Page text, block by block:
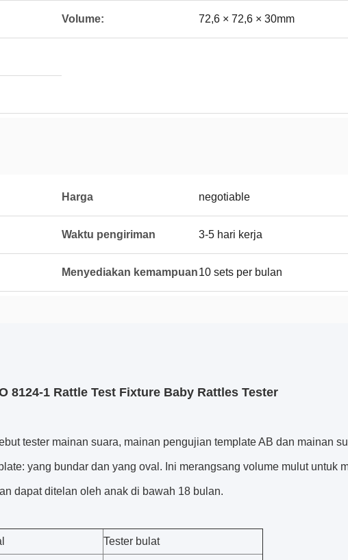
Volume: 72,6 × 72,6 × 30mm
Harga negotiable
Waktu pengiriman 3-5 hari kerja
Menyediakan kemampuan10 sets per bulan
8124-1 Rattle Test Fixture Baby Rattles Tester
tester mainan suara, mainan pengujian template AB dan mainan
yang bundar dan yang oval. Ini merangsang volume mulut untuk
dapat ditelan oleh anak di bawah 18 bulan.
Tester bulat